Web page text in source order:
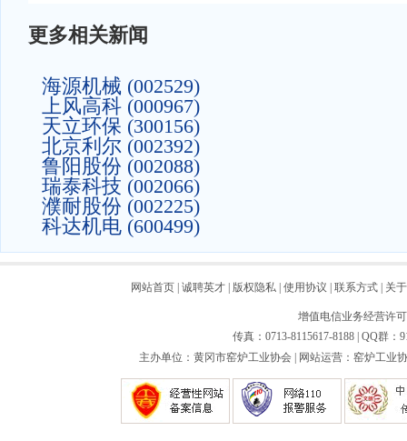
更多相关新闻
海源机械 (002529)
上风高科 (000967)
天立环保 (300156)
北京利尔 (002392)
鲁阳股份 (002088)
瑞泰科技 (002066)
濮耐股份 (002225)
科达机电 (600499)
网站首页 诚聘英才 版权隐私 使用协议 联系方式 关
增值电信业务经营许
传真：0713-8115617-8188 | QQ群：
主办单位：黄冈市窑炉工业协会 | 网站运营：窑炉工业